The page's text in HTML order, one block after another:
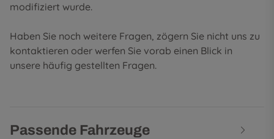
modifiziert wurde.
Haben Sie noch weitere Fragen, zögern Sie nicht uns zu
kontaktieren oder werfen Sie vorab einen Blick in
unsere häufig gestellten Fragen.
Passende Fahrzeuge